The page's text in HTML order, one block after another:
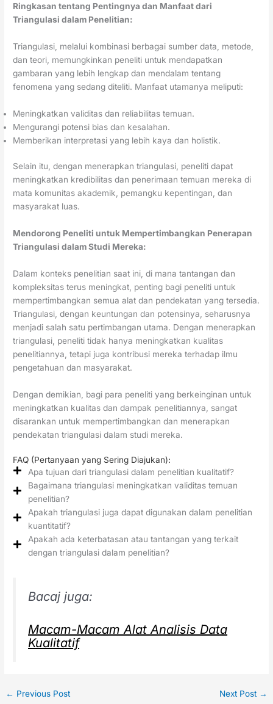
Ringkasan tentang Pentingnya dan Manfaat dari
Triangulasi dalam Penelitian:
Triangulasi, melalui kombinasi berbagai sumber data, metode,
dan teori, memungkinkan peneliti untuk mendapatkan
gambaran yang lebih lengkap dan mendalam tentang
fenomena yang sedang diteliti. Manfaat utamanya meliputi:
Meningkatkan validitas dan reliabilitas temuan.
Mengurangi potensi bias dan kesalahan.
Memberikan interpretasi yang lebih kaya dan holistik.
Selain itu, dengan menerapkan triangulasi, peneliti dapat
meningkatkan kredibilitas dan penerimaan temuan mereka di
mata komunitas akademik, pemangku kepentingan, dan
masyarakat luas.
Mendorong Peneliti untuk Mempertimbangkan Penerapan
Triangulasi dalam Studi Mereka:
Dalam konteks penelitian saat ini, di mana tantangan dan
kompleksitas terus meningkat, penting bagi peneliti untuk
mempertimbangkan semua alat dan pendekatan yang tersedia.
Triangulasi, dengan keuntungan dan potensinya, seharusnya
menjadi salah satu pertimbangan utama. Dengan menerapkan
triangulasi, peneliti tidak hanya meningkatkan kualitas
penelitiannya, tetapi juga kontribusi mereka terhadap ilmu
pengetahuan dan masyarakat.
Dengan demikian, bagi para peneliti yang berkeinginan untuk
meningkatkan kualitas dan dampak penelitiannya, sangat
disarankan untuk mempertimbangkan dan menerapkan
pendekatan triangulasi dalam studi mereka.
FAQ (Pertanyaan yang Sering Diajukan):
Apa tujuan dari triangulasi dalam penelitian kualitatif?
Bagaimana triangulasi meningkatkan validitas temuan
penelitian?
Apakah triangulasi juga dapat digunakan dalam penelitian
kuantitatif?
Apakah ada keterbatasan atau tantangan yang terkait
dengan triangulasi dalam penelitian?
Bacaj juga:
Macam-Macam Alat Analisis Data
Kualitatif
← Previous Post Next Post →